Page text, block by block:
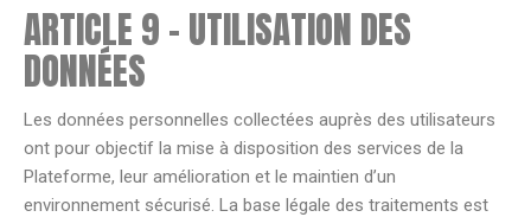
ARTICLE 9 – UTILISATION DES
DONNÉES
Les données personnelles collectées auprès des utilisateurs
ont pour objectif la mise à disposition des services de la
Plateforme, leur amélioration et le maintien d’un
environnement sécurisé. La base légale des traitements est